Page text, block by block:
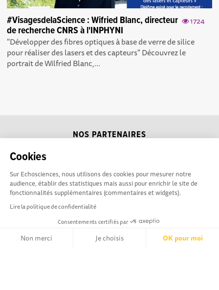
Cookies
Sur Echosciences, nous utilisons des cookies pour mesurer notre
audience, établir des statistiques mais aussi pour enrichir le site de
fonctionnalités supplémentaires (commentaires et widgets).
Lire la politique de confidentialité
Consentements certifiés par
Non merci Je choisis OK pour moi
1724
#VisagesdelaScience : Wifried Blanc, directeur
de recherche CNRS à l'INPHYNI
"Développer des fibres optiques à base de verre de silice
pour réaliser des lasers et des capteurs" Découvrez le
portrait de Wilfried Blanc,...
NOS PARTENAIRES